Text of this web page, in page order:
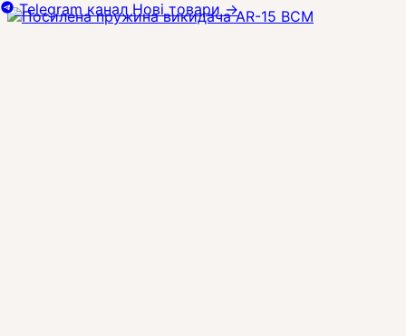
Telegram канал Нові товари→